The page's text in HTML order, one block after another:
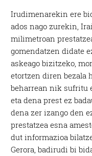
Irudimenarekin ere
ados nago zurekin,
milimetroan
gomendatzen didate
askeago bizitzeko,
etortzen diren bezala
beharrean nik sufritu
eta dena prest ez
dena zer izango den
prestatzea esna
dut informazioa
Gerora, badirudi bi